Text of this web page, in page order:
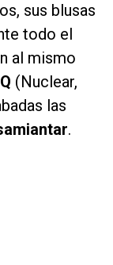
sus blusas
todo el
al mismo
(Nuclear,
las
.